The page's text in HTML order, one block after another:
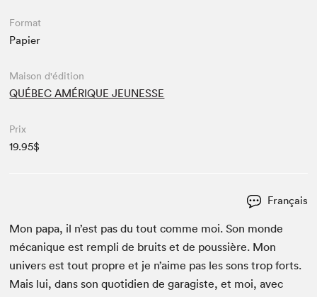
Format
Papier
Maison d'édition
QUÉBEC AMÉRIQUE JEUNESSE
Prix
19.95$
Français
Mon papa, il n’est pas du tout comme moi. Son monde
mécanique est rem­pli de bruits et de pous­sière. Mon
univers est tout pro­pre et je n’aime pas les sons trop forts.
Mais lui, dans son quo­ti­di­en de garag­iste, et moi, avec